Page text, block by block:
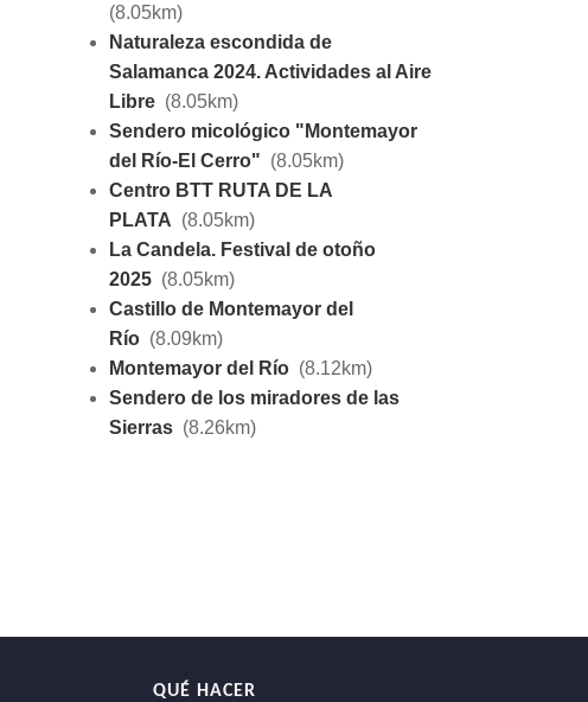
(8.05km)
Naturaleza escondida de
Salamanca 2024. Actividades al Aire
Libre (8.05km)
Sendero micológico "Montemayor
del Río-El Cerro" (8.05km)
Centro BTT RUTA DE LA
PLATA (8.05km)
La Candela. Festival de otoño
2025 (8.05km)
Castillo de Montemayor del
Río (8.09km)
Montemayor del Río (8.12km)
Sendero de los miradores de las
Sierras (8.26km)
QUÉ HACER